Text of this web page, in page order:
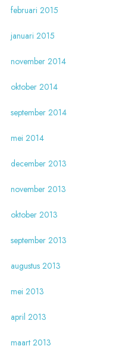
februari 2015
januari 2015
november 2014
oktober 2014
september 2014
mei 2014
december 2013
november 2013
oktober 2013
september 2013
augustus 2013
mei 2013
april 2013
maart 2013